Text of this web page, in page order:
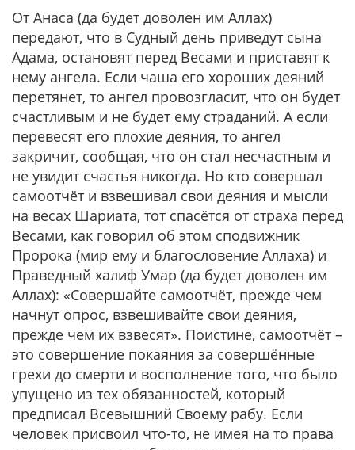
От Анаса (да будет доволен им Аллах)
передают, что в Судный день приведут сына
Адама, остановят перед Весами и приставят к
нему ангела. Если чаша его хороших деяний
перетянет, то ангел провозгласит, что он будет
счастливым и не будет ему страданий. А если
перевесят его плохие деяния, то ангел
закричит, сообщая, что он стал несчастным и
не увидит счастья никогда. Но кто совершал
самоотчёт и взвешивал свои деяния и мысли
на весах Шариата, тот спасётся от страха перед
Весами, как говорил об этом сподвижник
Пророка (мир ему и благословение Аллаха) и
Праведный халиф Умар (да будет доволен им
Аллах): «Совершайте самоотчёт, прежде чем
начнут опрос, взвешивайте свои деяния,
прежде чем их взвесят». Поистине, самоотчёт –
это совершение покаяния за совершённые
грехи до смерти и восполнение того, что было
упущено из тех обязанностей, который
предписал Всевышний Своему рабу. Если
человек присвоил что-то, не имея на то права